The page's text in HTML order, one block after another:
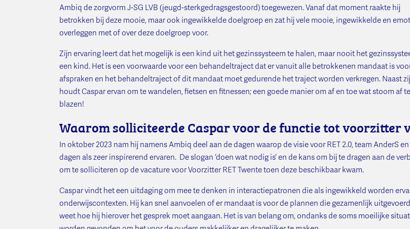
Ambiq de zorgvorm J-SG LVB (jeugd-sterkgedragsgestoord) toegewezen. Vanaf dat moment raakte hij
betrokken bij deze mooie, maar ook ingewikkelde doelgroep en zat hij vele mooie, ingewikkelde en
overleggen met of over deze doelgroep voor.
Zijn ervaring leert dat het mogelijk is een kind uit het gezinssysteem te halen, maar nooit het
een kind. Het is een voorwaarde voor een behandeltraject dat er vanuit alle betrokkenen mandaat is
afspraken en het behandeltraject of dit mandaat moet gedurende het traject worden verkregen. Naast
houdt Caspar ervan om te wandelen, fietsen en fitnessen; een goede manier om af en toe wat stoom af te
blazen!
Waarom solliciteerde Caspar voor de functie tot voorzitter
In oktober 2023 nam hij namens Ambiq deel aan de dagen waarop de visie voor RET 2.0, team AnderS
dagen als zeer inspirerend ervaren. De slogan ‘doen wat nodig is’ en de kans om bij te dragen aan de
om te solliciteren op de vacature voor Voorzitter RET Twente toen deze beschikbaar kwam.
Caspar vindt het een uitdaging om mee te denken in interactiepatronen die als ingewikkeld worden
onderwijscontexten. Hij kan snel aanvoelen of er mandaat is voor de plannen die gezamenlijk
weet hoe hij hierover het gesprek moet aangaan. Het is van belang om, ondanks de soms moeilijke